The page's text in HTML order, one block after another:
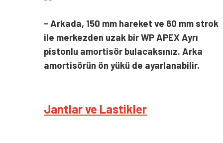
- Arkada, 150 mm hareket ve 60 mm strok
ile merkezden uzak bir WP APEX Ayrı
pistonlu amortisör bulacaksınız. Arka
amortisörün ön yükü de ayarlanabilir.
Jantlar ve Lastikler